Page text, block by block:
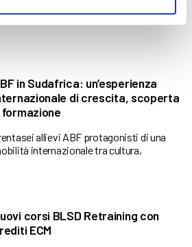
in Sudafrica: un’esperienza
di crescita, scoperta
formazione
allievi ABF protagonisti di una
internazionale tra cultura,
corsi BLSD Retraining con
ECM